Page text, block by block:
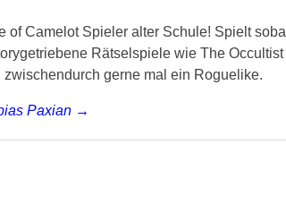
of Camelot Spieler alter Schule! Spielt
Rätselspiele wie The Occultist
gerne mal ein Roguelike.
Paxian →